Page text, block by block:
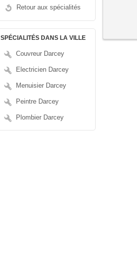
Retour aux spécialités
SPÉCIALITÉS DANS LA VILLE
Couvreur Darcey
Electricien Darcey
Menuisier Darcey
Peintre Darcey
Plombier Darcey